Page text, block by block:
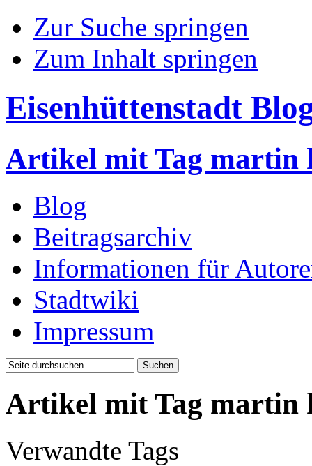
Zur Suche springen
Zum Inhalt springen
Eisenhüttenstadt
Artikel mit Tag martin
Blog
Beitragsarchiv
Informationen für
Stadtwiki
Impressum
Artikel mit Tag martin
Verwandte Tags